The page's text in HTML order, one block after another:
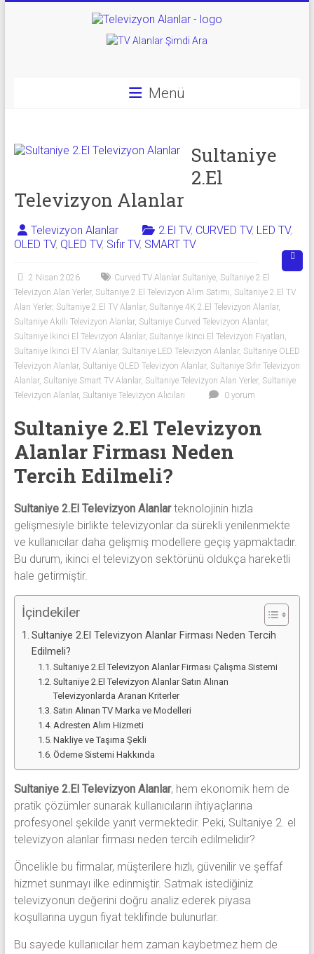
Televizyon
Televizyon
|
TV
Alanlar
İkinci
El
Sıfır
Televizyon
Alanlar ile
iletişim
kurarak
el
televizyonlarınızı
hemen
bize
nakit
ödeme
alabilirsiniz.
TV
alanlar
adresten
alım
Menü
Sultaniye
2.El
Televizyon Alanlar
Televizyon Alanlar 2.El TV, CURVED TV, LED TV,
OLED TV, QLED TV, Sıfır TV, SMART TV
2 Nisan 2026 Curved TV Alanlar Sultaniye, Sultaniye 2.El
Televizyon Alan Yerler, Sultaniye 2.El Televizyon Alım Satımı, Sultaniye 2.El TV
Alan Yerler, Sultaniye 2.El TV Alanlar, Sultaniye 4K 2.El Televizyon Alanlar,
Sultaniye Akıllı Televizyon Alanlar, Sultaniye Curved Televizyon Alanlar,
Sultaniye İkinci El Televizyon Alanlar, Sultaniye İkinci El Televizyon Fiyatları,
Sultaniye İkinci El TV Alanlar, Sultaniye LED Televizyon Alanlar, Sultaniye OLED
Televizyon Alanlar, Sultaniye QLED Televizyon Alanlar, Sultaniye Sıfır Televizyon
Alanlar, Sultaniye Smart TV Alanlar, Sultaniye Televizyon Alan Yerler, Sultaniye
Televizyon Alanlar, Sultaniye Televizyon Alıcıları 0 yorum
Sultaniye 2.El Televizyon
Alanlar Firması Neden
Tercih Edilmeli?
Sultaniye 2.El Televizyon Alanlarteknolojinin hızla
gelişmesiyle birlikte televizyonlar da sürekli yenilenmekte
ve kullanıcılar daha gelişmiş modellere geçiş yapmaktadır.
Bu durum, ikinci el televizyon sektörünü oldukça hareketli
hale getirmiştir.
İçindekiler
Sultaniye 2.El Televizyon Alanlar Firması Neden Tercih
Edilmeli?
Sultaniye 2.El Televizyon Alanlar Firması Çalışma Sistemi
Sultaniye 2.El Televizyon Alanlar Satın Alınan
Televizyonlarda Aranan Kriterler
Satın Alınan TV Marka ve Modelleri
Adresten Alım Hizmeti
Nakliye ve Taşıma Şekli
Ödeme Sistemi Hakkında
Sultaniye 2.El Televizyon Alanlar, hem ekonomik hem de
pratik çözümler sunarak kullanıcıların ihtiyaçlarına
profesyonel şekilde yanıt vermektedir. Peki, Sultaniye 2. el
televizyon alanlar firması neden tercih edilmelidir?
Öncelikle bu firmalar, müşterilere hızlı, güvenilir ve şeffaf
hizmet sunmayı ilke edinmiştir. Satmak istediğiniz
televizyonun değerini doğru analiz ederek piyasa
koşullarına uygun fiyat teklifinde bulunurlar.
Bu sayede kullanıcılar hem zaman kaybetmez hem de